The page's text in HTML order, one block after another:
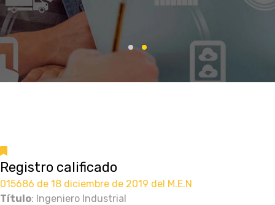
Registro calificado
015686 de 18 diciembre de 2019 del M.E.N
Título: Ingeniero Industrial